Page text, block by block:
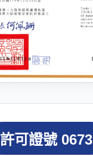
許可證號 0673